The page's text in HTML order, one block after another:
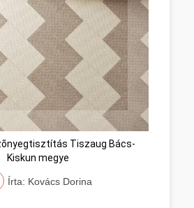
Tiszaug Bács-
Kiskun megye
Írta: Kovács Dorina